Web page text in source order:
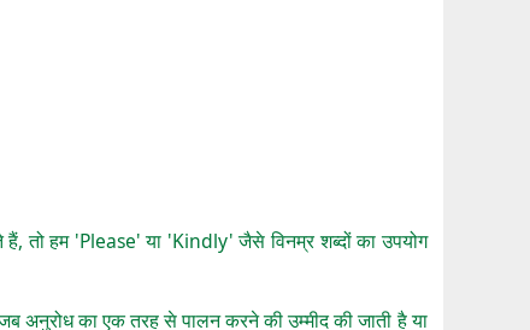
तो हम 'Please' या 'Kindly' जैसे विनम्र शब्दों का उपयोग
अनुरोध का एक तरह से पालन करने की उम्मीद की जाती है या